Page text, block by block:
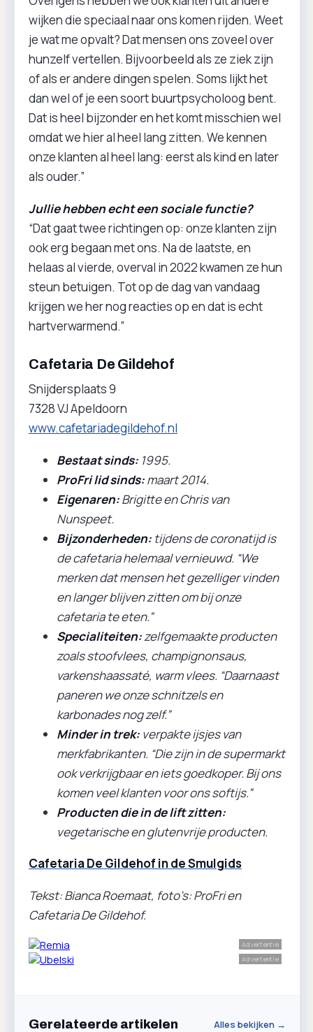
wijken die speciaal naar ons komen rijden. Weet
je wat me opvalt? Dat mensen ons zoveel over
hunzelf vertellen. Bijvoorbeeld als ze ziek zijn
of als er andere dingen spelen. Soms lijkt het
dan wel of je een soort buurtpsycholoog bent.
Dat is heel bijzonder en het komt misschien wel
omdat we hier al heel lang zitten. We kennen
onze klanten al heel lang: eerst als kind en later
als ouder.”
Jullie hebben echt een sociale functie?
“Dat gaat twee richtingen op: onze klanten zijn
ook erg begaan met ons. Na de laatste, en
helaas al vierde, overval in 2022 kwamen ze hun
steun betuigen. Tot op de dag van vandaag
krijgen we her nog reacties op en dat is echt
hartverwarmend.”
Cafetaria De Gildehof
Snijdersplaats 9
7328 VJ Apeldoorn
www.cafetariadegildehof.nl
Bestaat sinds: 1995.
ProFri lid sinds:maart 2014.
Eigenaren:Brigitte en Chris van
Nunspeet.
Bijzonderheden: tijdens de coronatijd is
de cafetaria helemaal vernieuwd. “We
merken dat mensen het gezelliger vinden
en langer blijven zitten om bij onze
cafetaria te eten.”
Specialiteiten:zelfgemaakte producten
zoals stoofvlees, champignonsaus,
varkenshaassaté, warm vlees. “Daarnaast
paneren we onze schnitzels en
karbonades nog zelf.”
Minder in trek: verpakte ijsjes van
merkfabrikanten. “Die zijn in de supermarkt
ook verkrijgbaar en iets goedkoper. Bij ons
komen veel klanten voor ons softijs.”
Producten die in de lift zitten:
vegetarische en glutenvrije producten.
Cafetaria De Gildehof in de Smulgids
Tekst: Bianca Roemaat, foto’s: ProFri en
Cafetaria De Gildehof.
Advertentie
Advertentie
Gerelateerde artikelen Alles bekijken →